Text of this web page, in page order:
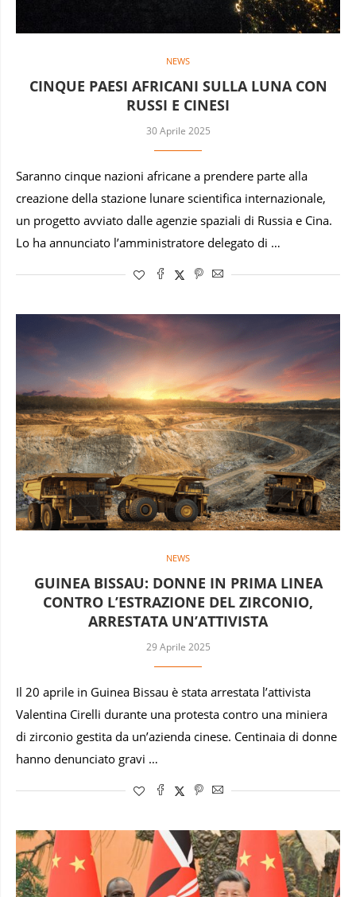
NEWS
CINQUE PAESI AFRICANI SULLA LUNA CON
RUSSI E CINESI
30 Aprile 2025
Saranno cinque nazioni africane a prendere parte alla
creazione della stazione lunare scientifica internazionale,
un progetto avviato dalle agenzie spaziali di Russia e Cina.
Lo ha annunciato l’amministratore delegato di …
NEWS
GUINEA BISSAU: DONNE IN PRIMA LINEA
CONTRO L’ESTRAZIONE DEL ZIRCONIO,
ARRESTATA UN’ATTIVISTA
29 Aprile 2025
Il 20 aprile in Guinea Bissau è stata arrestata l’attivista
Valentina Cirelli durante una protesta contro una miniera
di zirconio gestita da un’azienda cinese. Centinaia di donne
hanno denunciato gravi …